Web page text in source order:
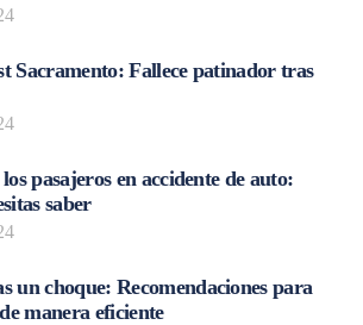
Sacramento: Fallece patinador tras
pasajeros en accidente de auto:
saber
un choque: Recomendaciones para
manera eficiente